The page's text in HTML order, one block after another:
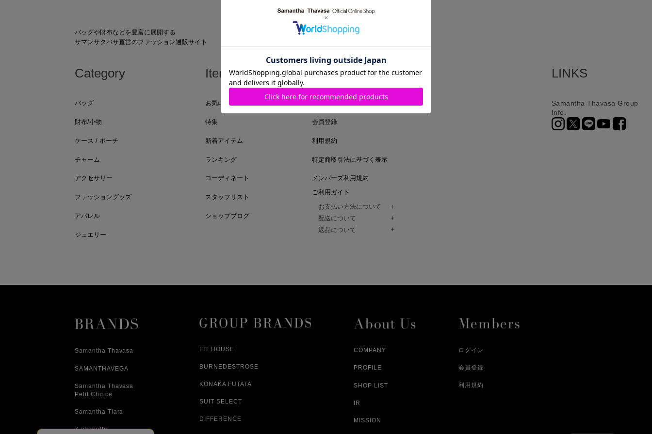
バッグや財布などを豊富に展開する
サマンサタバサ直営のファッション通販サイト
Category
バッグ
財布/小物
ケース / ポーチ
チャーム
アクセサリー
ファッショングッズ
アパレル
ジュエリー
Item
お気に入りアイテム
特集
新着アイテム
ランキング
コーディネート
スタッフリスト
ショップブログ
Guide
会員登録
利用規約
特定商取引法に基づく表示
メンバーズ利用規約
ご利用ガイド
お支払い方法について
クレジットカード、代金引換、コンビニ決済（前払い）、
Paidy（翌月払い）、
amazon payをご利用いただけます。
配送について
ご注文商品は、佐川急便にてご注文毎に、配送いたします。
返品について
ご注文内容と異なる商品が到着した場合
詳しくはこちら
LINKS
Samantha Thavasa Group
Info.
Samantha Thavasa
SAMANTHAVEGA
Samantha Thavasa
Petit Choice
Samantha Tiara
& chouette
FIT HOUSE
BURNEDESTROSE
KONAKA FUTATA
SUIT SELECT
DIFFERENCE
COMPANY
PROFILE
SHOP LIST
IR
MISSION
ログイン
会員登録
利用規約